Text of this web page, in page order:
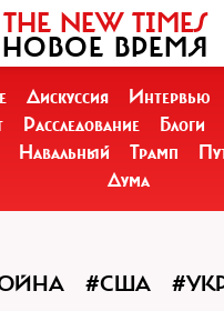
THE NEW TIMES
НОВОЕ ВРЕМЯ
Дискуссия Интервью
Расследование Блоги
Навальный Трамп
Дума
#США